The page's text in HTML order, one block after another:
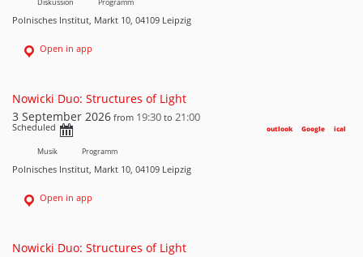
Polnisches Institut, Markt 10, 04109 Leipzig
Open in app
Nowicki Duo: Structures of Light
3 September 2026 from 19:30 to 21:00
Scheduled ical
Google
outlook
Musik Programm
Polnisches Institut, Markt 10, 04109 Leipzig
Open in app
Nowicki Duo: Structures of Light